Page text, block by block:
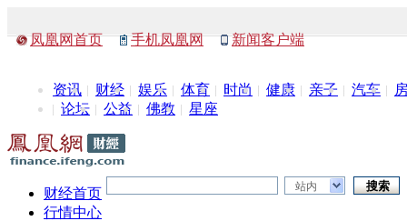
凤凰网首页 手机凤凰网 新闻客户端
资讯 财经 娱乐 体育 时尚 健康 亲子 汽车
论坛
公益 佛教 星座
站内
财经首页
行情中心